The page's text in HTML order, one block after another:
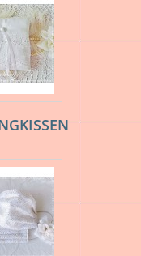
und
neu spielt für
die ich selbst
mit viel
werden.
Accessoires
habe.
und ich fertige
allein in meinem
geschneidert
Detail genäht.
Sorgfalt und